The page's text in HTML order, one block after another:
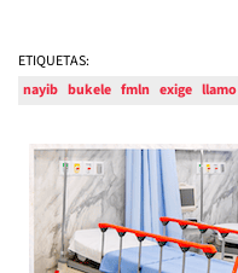
ETIQUETAS:
nayib bukele fmln exige llamo